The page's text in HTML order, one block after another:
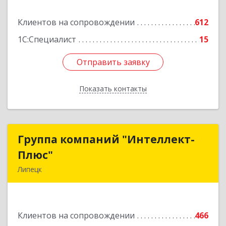
Клиентов на сопровождении
612
1С:Специалист
15
Отправить заявку
Показать контакты
Отправить заявку
Назад
Группа компаний "Интеллект-
Плюс"
Липецк
Клиентов на сопровождении
466
Группа компаний "Интеллект-
Подробнее